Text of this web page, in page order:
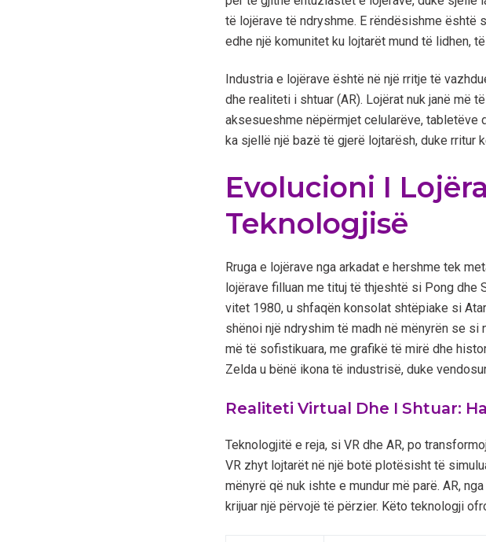
të lojërave të ndryshme. E rëndësishme është
edhe një komunitet ku lojtarët mund të lidhen,
Industria e lojërave është në një rritje të
dhe realiteti i shtuar (AR). Lojërat nuk janë më
aksesueshme nëpërmjet celularëve, tabletëve
ka sjellë një bazë të gjerë lojtarësh, duke rritur
Evolucioni I
Teknologjisë
Rruga e lojërave nga arkadat e hershme tek
lojërave filluan me tituj të thjeshtë si Pong dhe
vitet 1980, u shfaqën konsolat shtëpiake si
shënoi një ndryshim të madh në mënyrën se
më të sofistikuara, me grafikë të mirë dhe
Zelda u bënë ikona të industrisë, duke
Realiteti Virtual Dhe I Shtuar:
Teknologjitë e reja, si VR dhe AR, po
VR zhyt lojtarët në një botë plotësisht të
mënyrë që nuk ishte e mundur më parë. AR,
krijuar një përvojë të përzier. Këto teknologji